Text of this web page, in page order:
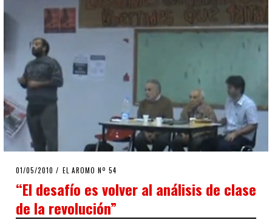
POSTED
01/05/2010 25/03/2020
EL AROMO Nº 54
“El desafío es volver al análisis de clase
de la revolución”